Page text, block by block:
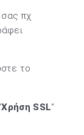
σας πχ
το
Χρήση SSL"